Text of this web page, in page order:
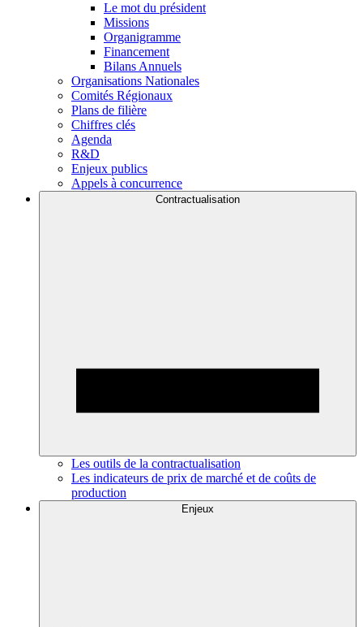
Le mot du président
Missions
Organigramme
Financement
Bilans Annuels
Organisations Nationales
Comités Régionaux
Plans de filière
Chiffres clés
Agenda
R&D
Enjeux publics
Appels à concurrence
Contractualisation
Les outils de la contractualisation
Les indicateurs de prix de marché et de coûts de
production
Enjeux